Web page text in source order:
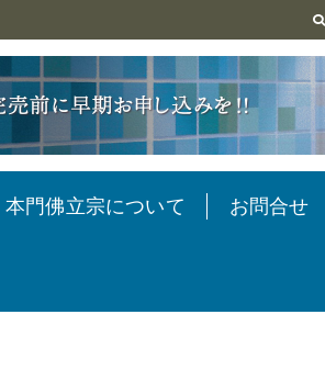
本門佛立宗について お問合せ